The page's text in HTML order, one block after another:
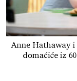
Anne Hathaway i
domaćiće iz